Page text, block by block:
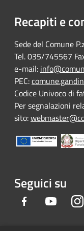
Recapiti e
Sede del Comune
Tel. 035/745567
e-mail:
PEC:
Codice Univoco di
Per segnalazioni
sito:
Seguici su
Facebook Youtube